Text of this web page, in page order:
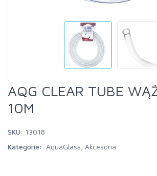
AQG CLEAR TUBE
10M
SKU: 13018
Kategorie:
AquaGlass Akcesoria